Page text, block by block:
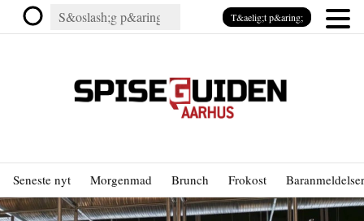
Seneste nyt Morgenmad Brunch Frokost Baranmeldelser
T&aelig;t p&aring;